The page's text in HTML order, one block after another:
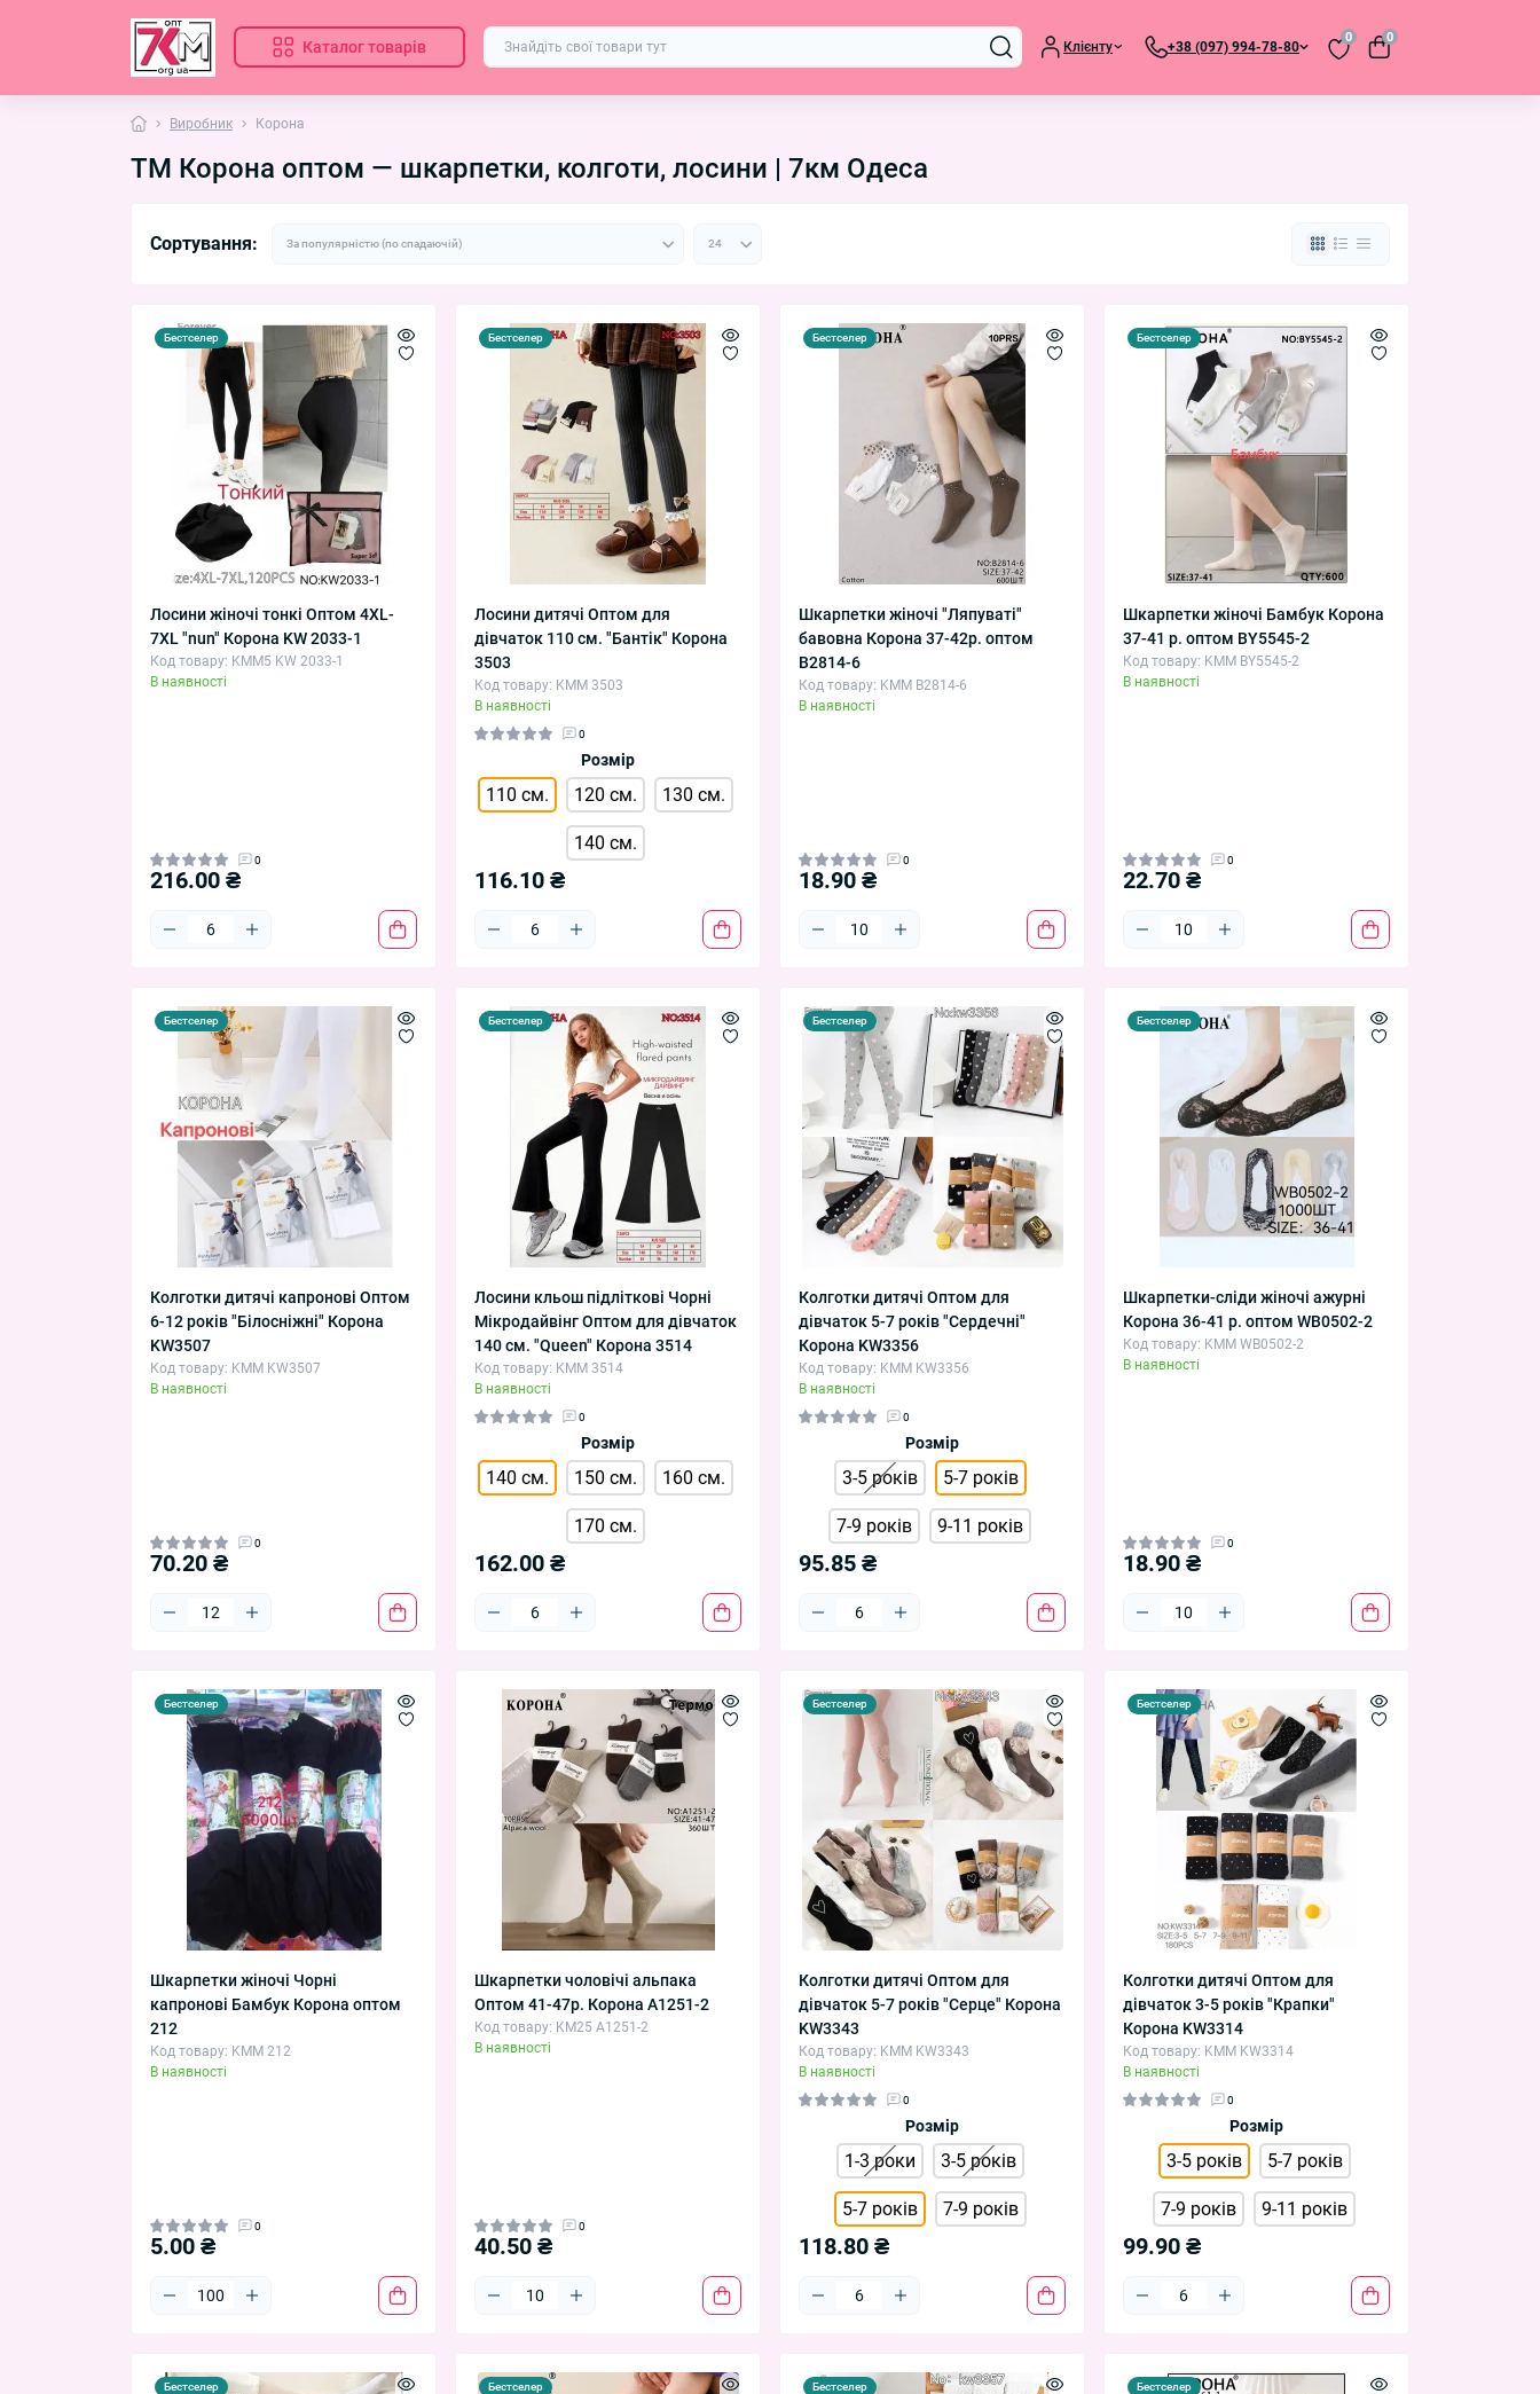
Каталог товарів Клієнту +38 (097) 994-78-80
0 0
Виробник Корона
ТМ Корона оптом — шкарпетки, колготи, лосини | 7км Одеса
Сортування:
Бестселер
Лосини жіночі тонкі Оптом 4XL-
7XL "nun" Корона KW 2033-1
Код товару: KMM5 KW 2033-1
В наявності
0
216.00 ₴
Бестселер
Лосини дитячі Оптом для
дівчаток 110 см. "Бантік" Корона
3503
Код товару: KMM 3503
В наявності
0
Розмір
110 см. 120 см. 130 см.
140 см.
116.10 ₴
Бестселер
Шкарпетки жіночі "Ляпуваті"
бавовна Корона 37-42р. оптом
B2814-6
Код товару: KMM B2814-6
В наявності
0
18.90 ₴
Бестселер
Шкарпетки жіночі Бамбук Корона
37-41 р. оптом BY5545-2
Код товару: KMM BY5545-2
В наявності
0
22.70 ₴
Бестселер
Колготки дитячі капронові Оптом
6-12 років "Білосніжні" Корона
KW3507
Код товару: KMM KW3507
В наявності
0
70.20 ₴
Бестселер
Лосини кльош підліткові Чорні
Мікродайвінг Оптом для дівчаток
140 см. "Queen" Корона 3514
Код товару: KMM 3514
В наявності
0
Розмір
140 см. 150 см. 160 см.
170 см.
162.00 ₴
Бестселер
Колготки дитячі Оптом для
дівчаток 5-7 років "Сердечні"
Корона KW3356
Код товару: KMM KW3356
В наявності
0
Розмір
3-5 років 5-7 років
7-9 років 9-11 років
95.85 ₴
Бестселер
Шкарпетки-сліди жіночі ажурні
Корона 36-41 р. оптом WB0502-2
Код товару: KMM WB0502-2
В наявності
0
18.90 ₴
Бестселер
Шкарпетки жіночі Чорні
капронові Бамбук Корона оптом
212
Код товару: KMM 212
В наявності
0
5.00 ₴
Шкарпетки чоловічі альпака
Оптом 41-47р. Корона A1251-2
Код товару: KM25 A1251-2
В наявності
0
40.50 ₴
Бестселер
Колготки дитячі Оптом для
дівчаток 5-7 років "Серце" Корона
KW3343
Код товару: KMM KW3343
В наявності
0
Розмір
1-3 роки 3-5 років
5-7 років 7-9 років
118.80 ₴
Бестселер
Колготки дитячі Оптом для
дівчаток 3-5 років "Крапки"
Корона KW3314
Код товару: KMM KW3314
В наявності
0
Розмір
3-5 років 5-7 років
7-9 років 9-11 років
99.90 ₴
Бестселер Бестселер Бестселер Бестселер